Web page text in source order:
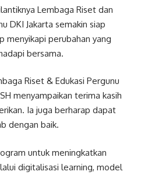
Lembaga Riset dan
DKI Jakarta semakin siap
menyikapi perubahan yang
bersama.
Riset & Edukasi Pergunu
menyampaikan terima kasih
Ia juga berharap dapat
dengan baik.
untuk meningkatkan
digitalisasi learning, model